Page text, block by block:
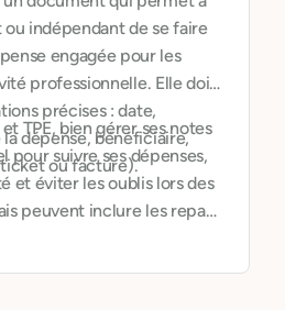
ou indépendant de se faire
engagée pour les
professionnelle. Elle doit
précises : date,
dépense, bénéficiaire,
ou facture).
TPE, bien gérer ses notes
pour suivre ses dépenses,
et éviter les oublis lors des
peuvent inclure les repas